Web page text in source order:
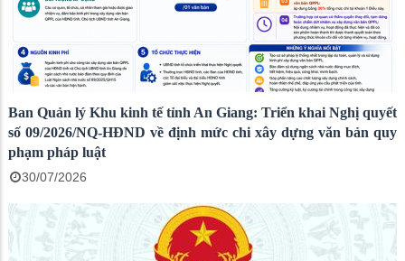
Ban Quản lý Khu kinh tế tỉnh An Giang: Triển khai Nghị quyết
số 09/2026/NQ-HĐND về định mức chi xây dựng văn bản quy
phạm pháp luật
30/07/2026